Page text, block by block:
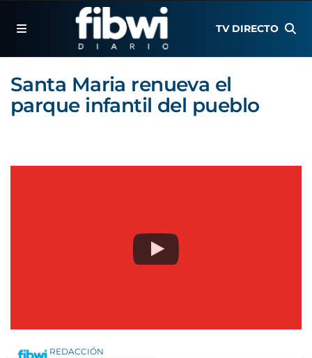
TV DIRECTO
Santa Maria renueva el
parque infantil del pueblo
REDACCIÓN